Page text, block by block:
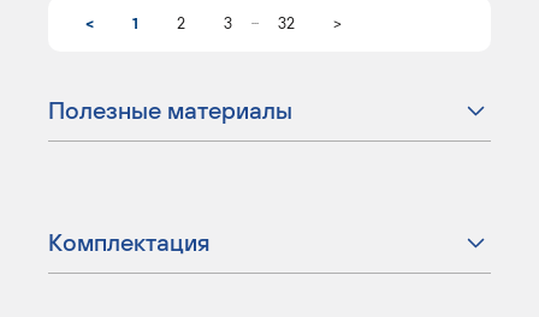
< 1 2 3 32 >
Полезные материалы
Комплектация